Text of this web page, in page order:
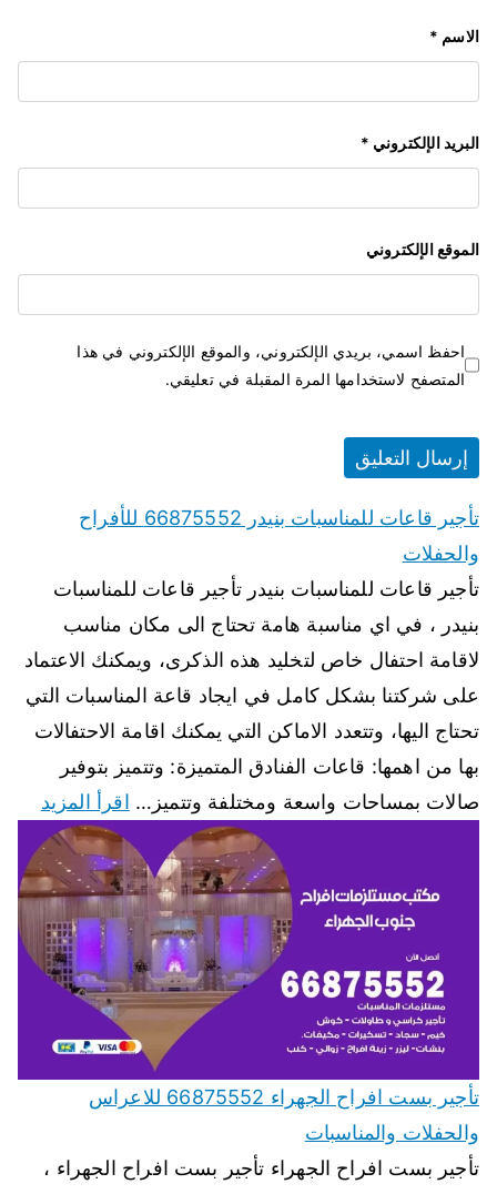
الاسم *
البريد الإلكتروني *
الموقع الإلكتروني
احفظ اسمي، بريدي الإلكتروني، والموقع الإلكتروني في هذا
المتصفح لاستخدامها المرة المقبلة في تعليقي.
تأجير قاعات للمناسبات بنيدر 66875552 للأفراح
والحفلات
تأجير قاعات للمناسبات بنيدر تأجير قاعات للمناسبات
بنيدر ، في اي مناسبة هامة تحتاج الى مكان مناسب
لاقامة احتفال خاص لتخليد هذه الذكرى، ويمكنك الاعتماد
على شركتنا بشكل كامل في ايجاد قاعة المناسبات التي
تحتاج اليها، وتتعدد الاماكن التي يمكنك اقامة الاحتفالات
بها من اهمها: قاعات الفنادق المتميزة: وتتميز بتوفير
صالات بمساحات واسعة ومختلفة وتتميز… اقرأ المزيد
تأجير بست افراح الجهراء 66875552 للاعراس
والحفلات والمناسبات
تأجير بست افراح الجهراء تأجير بست افراح الجهراء ،